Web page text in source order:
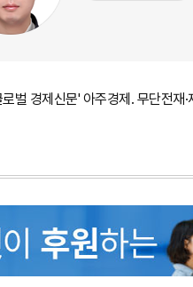
벌 경제신문' 아주경제. 무단전재·